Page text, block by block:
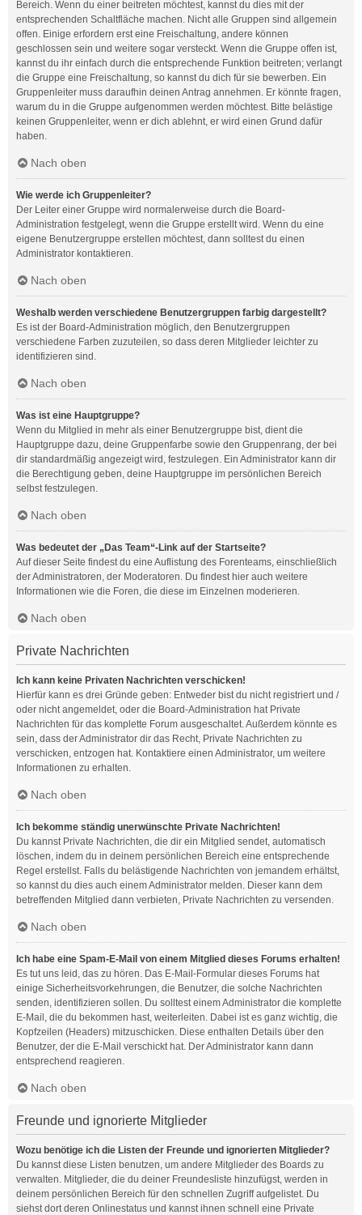
Bereich. Wenn du einer beitreten möchtest, kannst du dies mit der
entsprechenden Schaltfläche machen. Nicht alle Gruppen sind allgemein
offen. Einige erfordern erst eine Freischaltung, andere können
geschlossen sein und weitere sogar versteckt. Wenn die Gruppe offen ist,
kannst du ihr einfach durch die entsprechende Funktion beitreten; verlangt
die Gruppe eine Freischaltung, so kannst du dich für sie bewerben. Ein
Gruppenleiter muss daraufhin deinen Antrag annehmen. Er könnte fragen,
warum du in die Gruppe aufgenommen werden möchtest. Bitte belästige
keinen Gruppenleiter, wenn er dich ablehnt, er wird einen Grund dafür
haben.
Nach oben
Wie werde ich Gruppenleiter?
Der Leiter einer Gruppe wird normalerweise durch die Board-
Administration festgelegt, wenn die Gruppe erstellt wird. Wenn du eine
eigene Benutzergruppe erstellen möchtest, dann solltest du einen
Administrator kontaktieren.
Nach oben
Weshalb werden verschiedene Benutzergruppen farbig dargestellt?
Es ist der Board-Administration möglich, den Benutzergruppen
verschiedene Farben zuzuteilen, so dass deren Mitglieder leichter zu
identifizieren sind.
Nach oben
Was ist eine Hauptgruppe?
Wenn du Mitglied in mehr als einer Benutzergruppe bist, dient die
Hauptgruppe dazu, deine Gruppenfarbe sowie den Gruppenrang, der bei
dir standardmäßig angezeigt wird, festzulegen. Ein Administrator kann dir
die Berechtigung geben, deine Hauptgruppe im persönlichen Bereich
selbst festzulegen.
Nach oben
Was bedeutet der „Das Team“-Link auf der Startseite?
Auf dieser Seite findest du eine Auflistung des Forenteams, einschließlich
der Administratoren, der Moderatoren. Du findest hier auch weitere
Informationen wie die Foren, die diese im Einzelnen moderieren.
Nach oben
Private Nachrichten
Ich kann keine Privaten Nachrichten verschicken!
Hierfür kann es drei Gründe geben: Entweder bist du nicht registriert und /
oder nicht angemeldet, oder die Board-Administration hat Private
Nachrichten für das komplette Forum ausgeschaltet. Außerdem könnte es
sein, dass der Administrator dir das Recht, Private Nachrichten zu
verschicken, entzogen hat. Kontaktiere einen Administrator, um weitere
Informationen zu erhalten.
Nach oben
Ich bekomme ständig unerwünschte Private Nachrichten!
Du kannst Private Nachrichten, die dir ein Mitglied sendet, automatisch
löschen, indem du in deinem persönlichen Bereich eine entsprechende
Regel erstellst. Falls du belästigende Nachrichten von jemandem erhältst,
so kannst du dies auch einem Administrator melden. Dieser kann dem
betreffenden Mitglied dann verbieten, Private Nachrichten zu versenden.
Nach oben
Ich habe eine Spam-E-Mail von einem Mitglied dieses Forums erhalten!
Es tut uns leid, das zu hören. Das E-Mail-Formular dieses Forums hat
einige Sicherheitsvorkehrungen, die Benutzer, die solche Nachrichten
senden, identifizieren sollen. Du solltest einem Administrator die komplette
E-Mail, die du bekommen hast, weiterleiten. Dabei ist es ganz wichtig, die
Kopfzeilen (Headers) mitzuschicken. Diese enthalten Details über den
Benutzer, der die E-Mail verschickt hat. Der Administrator kann dann
entsprechend reagieren.
Nach oben
Freunde und ignorierte Mitglieder
Wozu benötige ich die Listen der Freunde und ignorierten Mitglieder?
Du kannst diese Listen benutzen, um andere Mitglieder des Boards zu
verwalten. Mitglieder, die du deiner Freundesliste hinzufügst, werden in
deinem persönlichen Bereich für den schnellen Zugriff aufgelistet. Du
siehst dort deren Onlinestatus und kannst ihnen schnell eine Private